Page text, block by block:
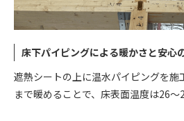
床下パイピングによる暖かさと安心
遮熱シートの上に温水パイピングを
まで暖めることで、床表面温度は26〜